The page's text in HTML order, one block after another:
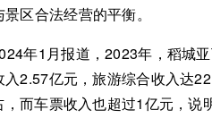
区合法经营的平衡。
年1月报道，2023年，稻城
2.57亿元，旅游综合收入达
而车票收入也超过1亿元，说